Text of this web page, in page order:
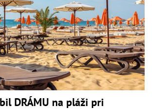
DRÁMU na pláži pri